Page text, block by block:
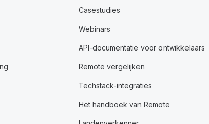
Casestudies
Webinars
API-documentatie voor ontwikkelaars
Remote vergelijken
Techstack-integraties
Het handboek van Remote